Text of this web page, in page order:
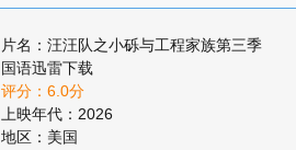
片名：汪汪队之小砾与工程家族第三季
国语迅雷下载
评分：6.0分
上映年代：2026
地区：美国